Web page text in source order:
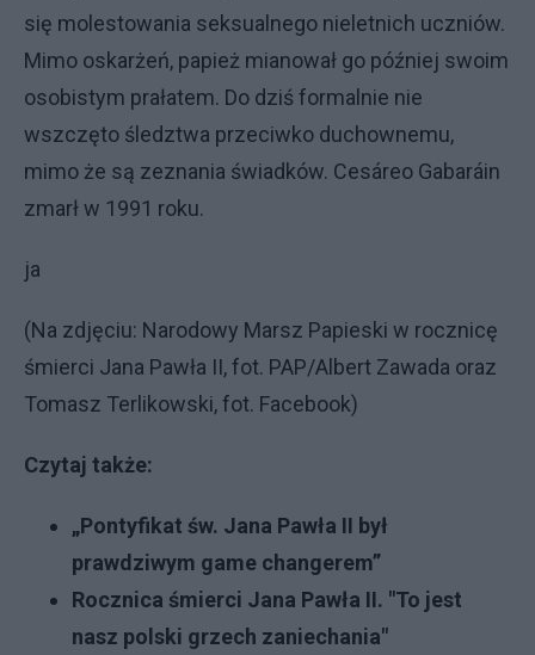
się molestowania seksualnego nieletnich uczniów.
Mimo oskarżeń, papież mianował go później swoim
osobistym prałatem. Do dziś formalnie nie
wszczęto śledztwa przeciwko duchownemu,
mimo że są zeznania świadków. Cesáreo Gabaráin
zmarł w 1991 roku.
ja
(Na zdjęciu: Narodowy Marsz Papieski w rocznicę
śmierci Jana Pawła II, fot. PAP/Albert Zawada oraz
Tomasz Terlikowski, fot. Facebook)
Czytaj także:
„Pontyfikat św. Jana Pawła II był
prawdziwym game changerem”
Rocznica śmierci Jana Pawła II. "To jest
nasz polski grzech zaniechania"